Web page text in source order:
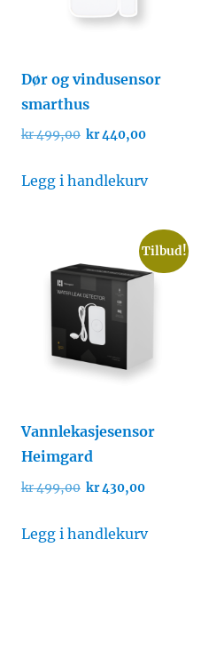
Dør og vindusensor
smarthus
kr499,00 Opprinnelig
var:
kr440,00
er:
Legg i handlekurv
Tilbud!
Vannlekasjesensor
Heimgard
kr499,00 Opprinnelig
var:
kr430,00
er:
Legg i handlekurv